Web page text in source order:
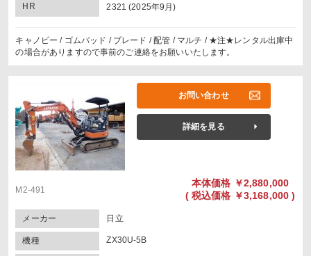
HR 2321 (2025年9月)
キャノピー / ゴムパッド / ブレード / 配管 / マルチ / ★注★レンタル出庫中
の場合がありますので事前のご連絡をお願いいたします。
お問い合わせ
詳細を見る
M2-491
本体価格 ￥2,880,000
( 税込価格 ￥3,168,000 )
メーカー 日立
機種 ZX30U-5B